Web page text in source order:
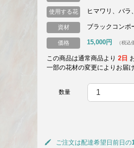
使用する花 ヒマワリ、バラ
資材 ブラックコンポ
価格 15,000円 （税込
この商品は通常商品より2日
一部の花材の変更によりお届
数量
ご注文は配達希望日前日の